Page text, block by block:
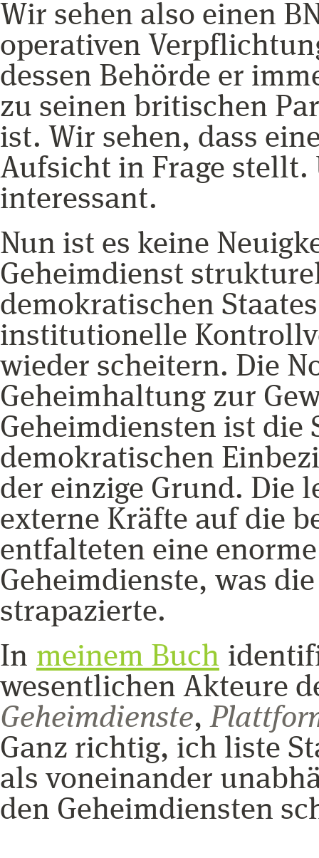
Wir sehen also einen
operativen
dessen Behörde er
zu seinen britischen
ist. Wir sehen, dass
Aufsicht in Frage stellt.
interessant.
Nun ist es keine
Geheimdienst
demokratischen
institutionelle
wieder scheitern. Die
Geheimhaltung zur
Geheimdiensten ist
demokratischen
der einzige Grund. Die
externe Kräfte auf die
entfalteten eine
Geheimdienste, was
strapazierte.
In meinem Buch
wesentlichen Akteure
Geheimdienste,
Ganz richtig, ich liste
als voneinander
den Geheimdiensten